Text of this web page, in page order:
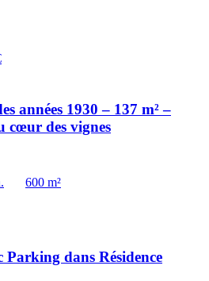
années 1930 – 137 m² –
cœur des vignes
600 m²
Parking dans Résidence